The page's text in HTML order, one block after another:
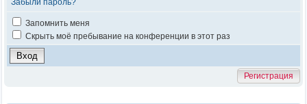
Забыли пароль?
Запомнить меня
Скрыть моё пребывание на конференции в этот раз
Регистрация